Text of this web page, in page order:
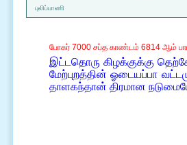
புலிப்பாணி
போகர் 7000 சப்த காண்டம் 6814 ஆம்
இட்டதொரு கிழக்குக்கு
மேற்புறத்தின் ஓடையப்பா
தாளகந்தான் திரமான